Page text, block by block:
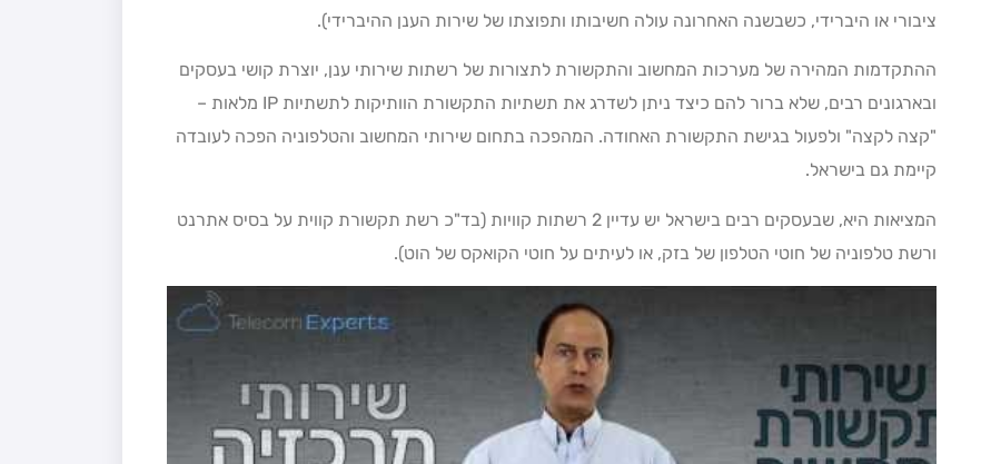
ציבורי או היברידי, כשבשנה האחרונה עולה חשיבותו ותפוצתו של שירות הענן ההיברידי).
ההתקדמות המהירה של מערכות המחשוב והתקשורת לתצורות של רשתות שירותי ענן, יוצרת קושי בעסקים
ובארגונים רבים, שלא ברור להם כיצד ניתן לשדרג את תשתיות התקשורת הוותיקות לתשתיות IP מלאות –
"קצה לקצה" ולפעול בגישת התקשורת האחודה. המהפכה בתחום שירותי המחשוב והטלפוניה הפכה לעובדה
קיימת גם בישראל.
המציאות היא, שבעסקים רבים בישראל יש עדיין 2 רשתות קוויות (בד"כ רשת תקשורת קווית על בסיס אתרנט
ורשת טלפוניה של חוטי הטלפון של בזק, או לעיתים על חוטי הקואקס של הוט).